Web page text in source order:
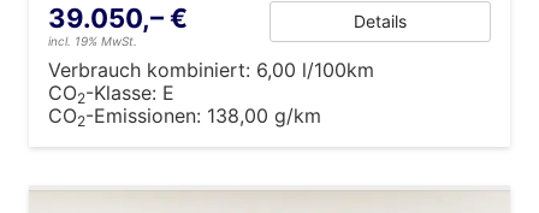
39.050,– €
incl. 19% MwSt.
Details
Verbrauch kombiniert: 6,00 l/100km
CO2-Klasse: E
CO2-Emissionen: 138,00 g/km